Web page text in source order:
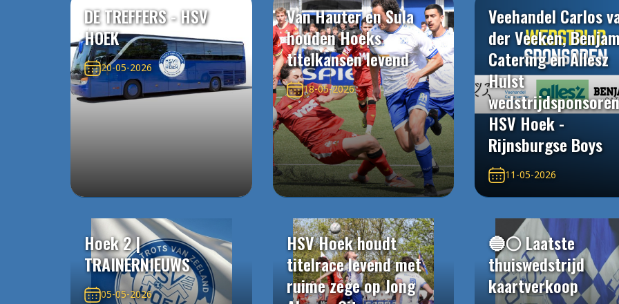
DE TREFFERS - HSV
HOEK
20-05-2026
Van Hauter en Sula
houden Hoeks
titelkansen levend
18-05-2026
Veehandel Carlos
der Veeken,
Catering en Allesz
Hulst
wedstrijdsponsoren
HSV Hoek -
Rijnsburgse Boys
11-05-2026
Hoek 2 |
TRAINERNIEUWS
05-05-2026
HSV Hoek houdt
titelrace levend met
ruime zege op Jong
🔵⚪️ Laatste
thuiswedstrijd
kaartverkoop